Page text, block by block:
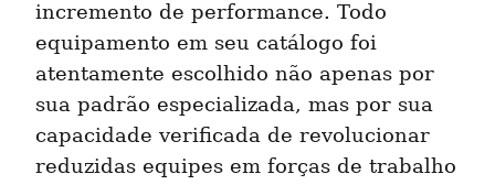
incremento de performance. Todo
equipamento em seu catálogo foi
atentamente escolhido não apenas por
sua padrão especializada, mas por sua
capacidade verificada de revolucionar
reduzidas equipes em forças de trabalho